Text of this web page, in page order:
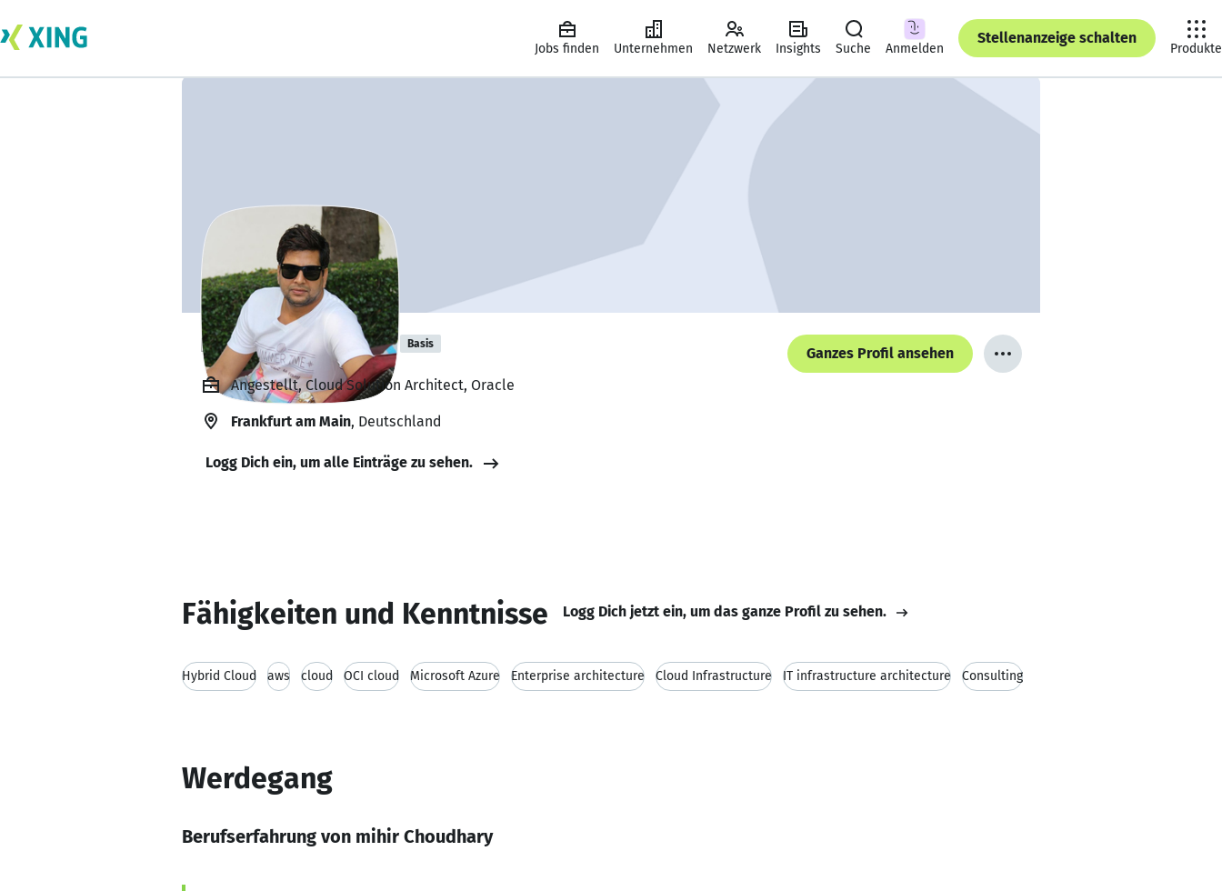
Jobs finden Unternehmen Netzwerk Insights Suche Anmelden
Stellenanzeige schalten
Produkte
mihir Choudhary Basis
Ganzes Profil ansehen
Angestellt, Cloud Solution Architect, Oracle
Frankfurt am Main, Deutschland
Logg Dich ein, um alle Einträge zu sehen.
Fähigkeiten und Kenntnisse Logg Dich jetzt ein, um das ganze Profil zu sehen.
Hybrid Cloud aws cloud OCI cloud Microsoft Azure Enterprise architecture Cloud Infrastructure IT infrastructure architecture Consulting
Werdegang
Berufserfahrung von mihir Choudhary